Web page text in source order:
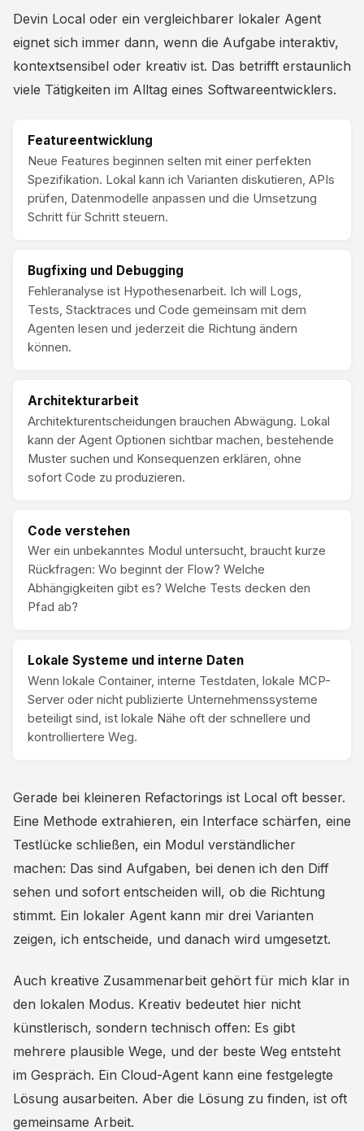
Devin Local oder ein vergleichbarer lokaler Agent
eignet sich immer dann, wenn die Aufgabe interaktiv,
kontextsensibel oder kreativ ist. Das betrifft erstaunlich
viele Tätigkeiten im Alltag eines Softwareentwicklers.
Featureentwicklung
Neue Features beginnen selten mit einer perfekten
Spezifikation. Lokal kann ich Varianten diskutieren, APIs
prüfen, Datenmodelle anpassen und die Umsetzung
Schritt für Schritt steuern.
Bugfixing und Debugging
Fehleranalyse ist Hypothesenarbeit. Ich will Logs,
Tests, Stacktraces und Code gemeinsam mit dem
Agenten lesen und jederzeit die Richtung ändern
können.
Architekturarbeit
Architekturentscheidungen brauchen Abwägung. Lokal
kann der Agent Optionen sichtbar machen, bestehende
Muster suchen und Konsequenzen erklären, ohne
sofort Code zu produzieren.
Code verstehen
Wer ein unbekanntes Modul untersucht, braucht kurze
Rückfragen: Wo beginnt der Flow? Welche
Abhängigkeiten gibt es? Welche Tests decken den
Pfad ab?
Lokale Systeme und interne Daten
Wenn lokale Container, interne Testdaten, lokale MCP-
Server oder nicht publizierte Unternehmenssysteme
beteiligt sind, ist lokale Nähe oft der schnellere und
kontrolliertere Weg.
Gerade bei kleineren Refactorings ist Local oft besser.
Eine Methode extrahieren, ein Interface schärfen, eine
Testlücke schließen, ein Modul verständlicher
machen: Das sind Aufgaben, bei denen ich den Diff
sehen und sofort entscheiden will, ob die Richtung
stimmt. Ein lokaler Agent kann mir drei Varianten
zeigen, ich entscheide, und danach wird umgesetzt.
Auch kreative Zusammenarbeit gehört für mich klar in
den lokalen Modus. Kreativ bedeutet hier nicht
künstlerisch, sondern technisch offen: Es gibt
mehrere plausible Wege, und der beste Weg entsteht
im Gespräch. Ein Cloud-Agent kann eine festgelegte
Lösung ausarbeiten. Aber die Lösung zu finden, ist oft
gemeinsame Arbeit.